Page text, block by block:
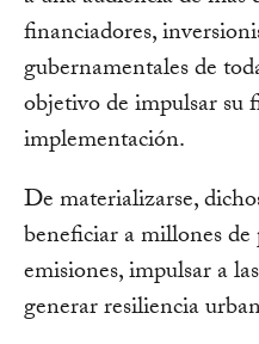
financiadores,
gubernamentales de
objetivo de impulsar su
implementación.
De materializarse,
beneficiar a millones de
emisiones, impulsar a
generar resiliencia